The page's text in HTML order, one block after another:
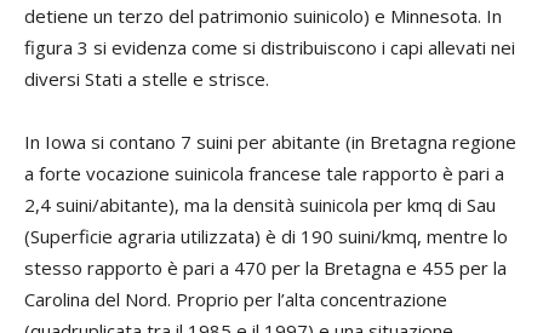
detiene un terzo del patrimonio suinicolo) e Minnesota. In
figura 3 si evidenza come si distribuiscono i capi allevati nei
diversi Stati a stelle e strisce.
In Iowa si contano 7 suini per abitante (in Bretagna regione
a forte vocazione suinicola francese tale rapporto è pari a
2,4 suini/abitante), ma la densità suinicola per kmq di Sau
(Superficie agraria utilizzata) è di 190 suini/kmq, mentre lo
stesso rapporto è pari a 470 per la Bretagna e 455 per la
Carolina del Nord. Proprio per l’alta concentrazione